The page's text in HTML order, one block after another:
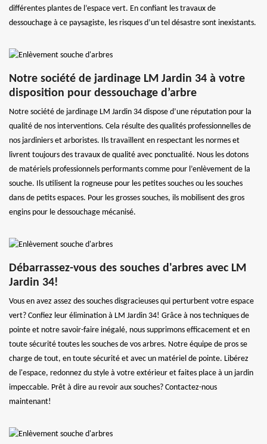
différentes plantes de l’espace vert. En confiant les travaux de
dessouchage à ce paysagiste, les risques d’un tel désastre sont inexistants.
Notre société de jardinage LM Jardin 34 à votre
disposition pour dessouchage d’arbre
Notre société de jardinage LM Jardin 34 dispose d’une réputation pour la
qualité de nos interventions. Cela résulte des qualités professionnelles de
nos jardiniers et arboristes. Ils travaillent en respectant les normes et
livrent toujours des travaux de qualité avec ponctualité. Nous les dotons
de matériels professionnels performants comme pour l’enlèvement de la
souche. Ils utilisent la rogneuse pour les petites souches ou les souches
dans de petits espaces. Pour les grosses souches, ils mobilisent des gros
engins pour le dessouchage mécanisé.
Débarrassez-vous des souches d'arbres avec LM
Jardin 34!
Vous en avez assez des souches disgracieuses qui perturbent votre espace
vert? Confiez leur élimination à LM Jardin 34! Grâce à nos techniques de
pointe et notre savoir-faire inégalé, nous supprimons efficacement et en
toute sécurité toutes les souches de vos arbres. Notre équipe de pros se
charge de tout, en toute sécurité et avec un matériel de pointe. Libérez
de l'espace, redonnez du style à votre extérieur et faites place à un jardin
impeccable. Prêt à dire au revoir aux souches? Contactez-nous
maintenant!